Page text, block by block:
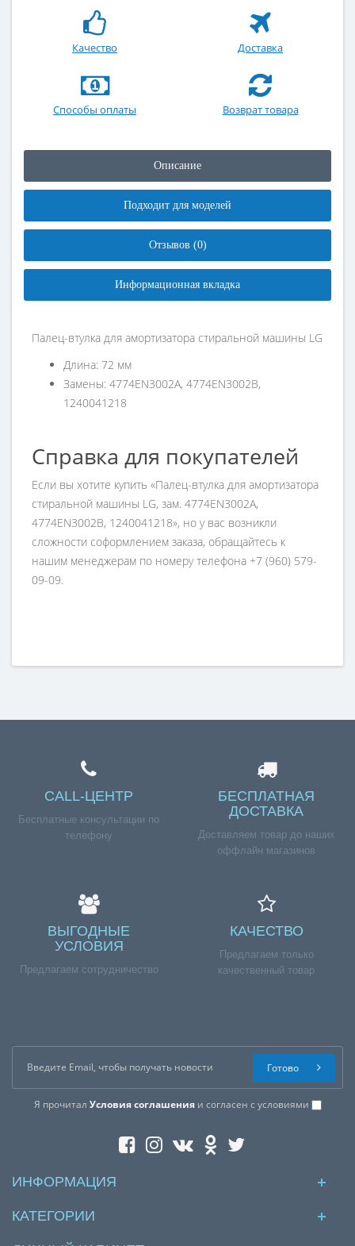
Качество Доставка
Способы оплаты Возврат товара
Описание
Подходит для моделей
Отзывов (0)
Информационная вкладка
Палец-втулка для амортизатора стиральной машины LG
Длина: 72 мм
Замены: 4774EN3002A, 4774EN3002B,
1240041218
Справка для покупателей
Если вы хотите купить «Палец-втулка для амортизатора
стиральной машины LG, зам. 4774EN3002A,
4774EN3002B, 1240041218», но у вас возникли
сложности соформлением заказа, обращайтесь к
нашим менеджерам по номеру телефона +7 (960) 579-
09-09.
CALL-ЦЕНТР
Бесплатные консультации по
телефону
БЕСПЛАТНАЯ
ДОСТАВКА
Доставляем товар до наших
оффлайн магазинов
ВЫГОДНЫЕ
УСЛОВИЯ
Предлагаем сотрудничество
КАЧЕСТВО
Предлагаем только
качественный товар
Я прочитал Условия соглашенияи согласен с условиями
Готово
ИНФОРМАЦИЯ
КАТЕГОРИИ